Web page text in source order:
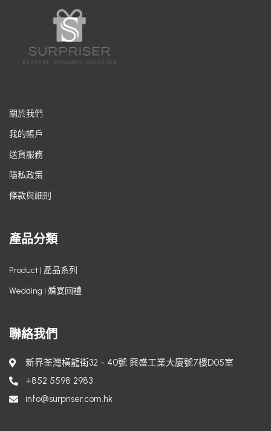
關於我們
我的帳戶
送貨服務
隱私政策
條款與細則
產品分類
Product | 產品系列
Wedding | 婚宴回禮
聯絡我們
新界荃灣橫龍街32 - 40號 興盛工業大廈號7樓D05室
+852 5598 2983
info@surpriser.com.hk